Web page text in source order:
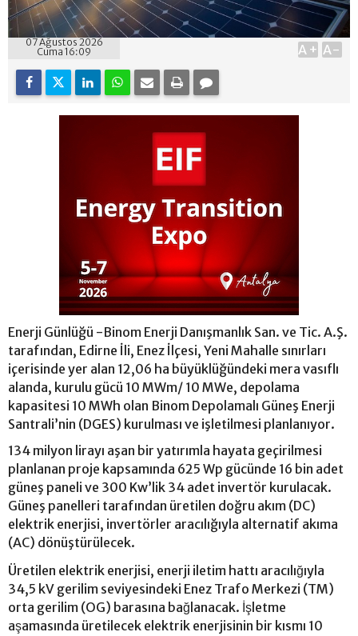
07 Ağustos 2026
Cuma 16:09
A+ A-
Enerji Günlüğü -Binom Enerji Danışmanlık San. ve Tic. A.Ş.
tarafından, Edirne İli, Enez İlçesi, Yeni Mahalle sınırları
içerisinde yer alan 12,06 ha büyüklüğündeki mera vasıflı
alanda, kurulu gücü 10 MWm/ 10 MWe, depolama
kapasitesi 10 MWh olan Binom Depolamalı Güneş Enerji
Santrali’nin (DGES) kurulması ve işletilmesi planlanıyor.
134 milyon lirayı aşan bir yatırımla hayata geçirilmesi
planlanan proje kapsamında 625 Wp gücünde 16 bin adet
güneş paneli ve 300 Kw’lik 34 adet invertör kurulacak.
Güneş panelleri tarafından üretilen doğru akım (DC)
elektrik enerjisi, invertörler aracılığıyla alternatif akıma
(AC) dönüştürülecek.
Üretilen elektrik enerjisi, enerji iletim hattı aracılığıyla
34,5 kV gerilim seviyesindeki Enez Trafo Merkezi (TM)
orta gerilim (OG) barasına bağlanacak. İşletme
aşamasında üretilecek elektrik enerjisinin bir kısmı 10